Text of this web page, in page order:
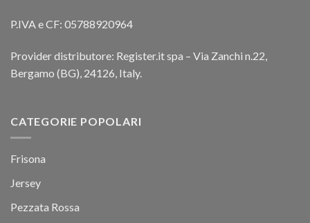
P.IVA e CF: 05788920964
Provider distributore: Register.it spa – Via Zanchi n.22,
Bergamo (BG), 24126, Italy.
CATEGORIE POPOLARI
Frisona
Jersey
Pezzata Rossa